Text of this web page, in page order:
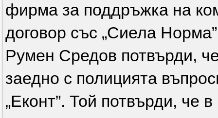
фирма за поддръжка на
договор със „Сиела
Румен Средов потвърди,
заедно с полицията
„Еконт”. Той потвърди,